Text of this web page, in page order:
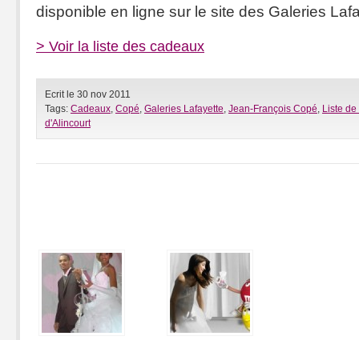
disponible en ligne sur le site des Galeries
> Voir la liste des cadeaux
Ecrit le 30 nov 2011
Tags: Cadeaux, Copé, Galeries Lafayette, Jean-François Copé, Liste
d'Alincourt